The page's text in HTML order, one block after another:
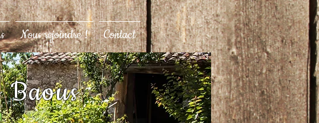
Nous rejoindre ! Contact
Baous